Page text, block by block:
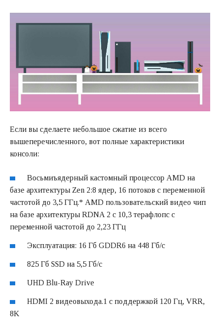
Если вы сделаете небольшое сжатие из всего
вышеперечисленного, вот полные характеристики
консоли:
Восьмиъядерный кастомный процессор AMD на
базе архитектуры Zen 2:8 ядер, 16 потоков с переменной
частотой до 3,5 ГГц.* AMD пользовательский видео чип
на базе архитектуры RDNA 2 с 10,3 терафлопс с
переменной частотой до 2,23 ГГц
Эксплуатация: 16 Гб GDDR6 на 448 Гб/с
825 Гб SSD на 5,5 Гб/с
UHD Blu-Ray Drive
HDMI 2 видеовыхода.1 с поддержкой 120 Гц, VRR,
8K